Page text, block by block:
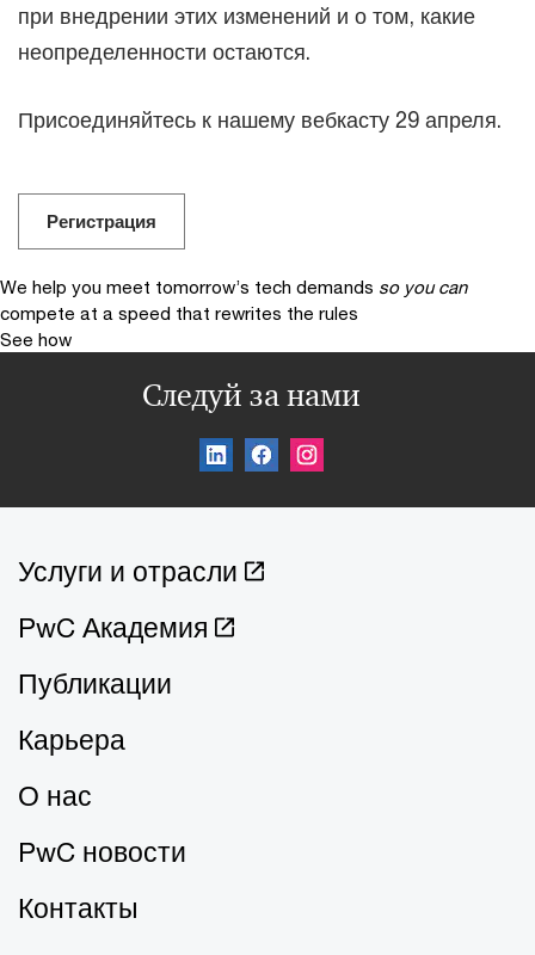
при внедрении этих изменений и о том, какие
неопределенности остаются.
Присоединяйтесь к нашему вебкасту 29 апреля.
Регистрация
We help you meet tomorrow’s tech demands so you can
compete at a speed that rewrites the rules
See how
Следуй за нами
Услуги и отрасли
PwC Академия
Публикации
Карьера
О нас
PwC новости
Контакты